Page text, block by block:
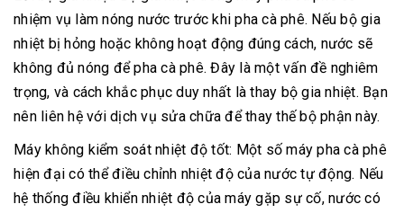
nhiệm vụ làm nóng nước trước khi pha cà phê. Nếu bộ gia
nhiệt bị hỏng hoặc không hoạt động đúng cách, nước sẽ
không đủ nóng để pha cà phê. Đây là một vấn đề nghiêm
trọng, và cách khắc phục duy nhất là thay bộ gia nhiệt. Bạn
nên liên hệ với dịch vụ sửa chữa để thay thế bộ phận này.
Máy không kiểm soát nhiệt độ tốt: Một số máy pha cà phê
hiện đại có thể điều chỉnh nhiệt độ của nước tự động. Nếu
hệ thống điều khiển nhiệt độ của máy gặp sự cố, nước có